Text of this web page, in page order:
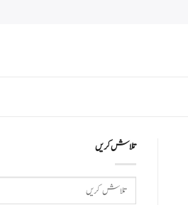
تلاش کریں